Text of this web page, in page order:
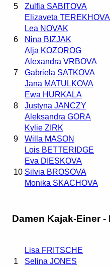
5
Zulfia SABITOVA
Elizaveta TEREKHOVA
6
Lea NOVAK
Nina BIZJAK
Alja KOZOROG
7
Alexandra VRBOVA
Gabriela SATKOVA
Jana MATULKOVA
8
Ewa HURKALA
Justyna JANCZY
Aleksandra GORA
9
Kylie ZIRK
Willa MASON
Lois BETTERIDGE
10
Eva DIESKOVA
Silvia BROSOVA
Monika SKACHOVA
Damen Kajak-Einer
1
Lisa FRITSCHE
Selina JONES